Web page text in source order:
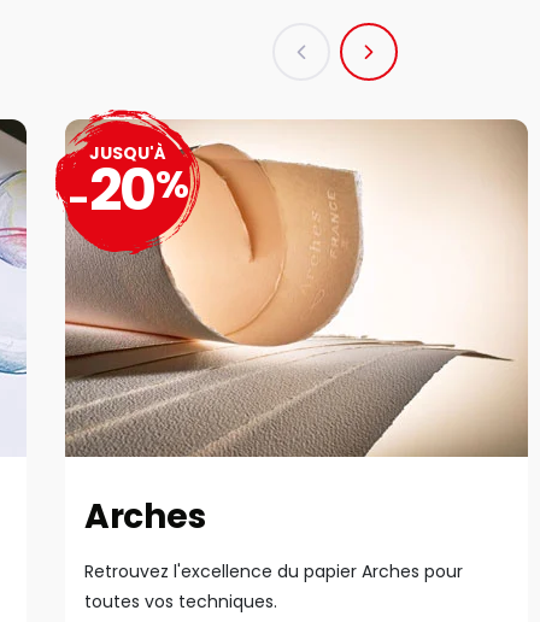
Arches
Retrouvez l'excellence du papier Arches pour
toutes vos techniques.
JUSQU'À
-20%